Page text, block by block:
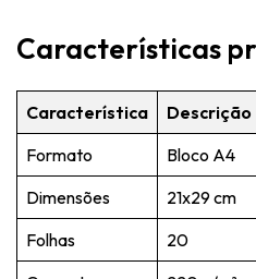
Características
Característica
Descrição
Formato
Bloco A4
Dimensões
21x29 cm
Folhas
20